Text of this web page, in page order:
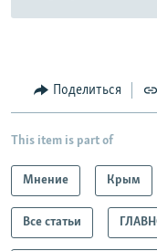
Поделиться
This item is part of
Мнение Крым
Все статьи